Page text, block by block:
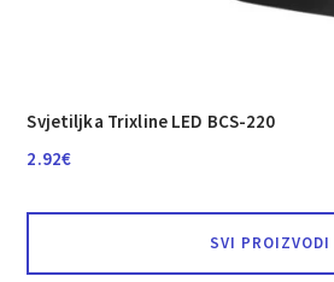
Svjetiljka Trixline LED BCS-220
2.92€
SVI PROIZVODI